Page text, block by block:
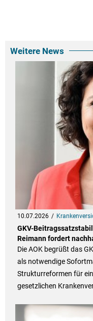
Weitere News
10.07.2026
GKV-
Reimann fordert
Die AOK begrüßt das
als notwendige
Strukturreformen für
gesetzlichen